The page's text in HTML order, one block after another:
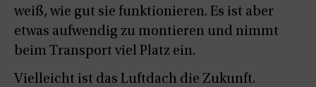
weiß, wie gut sie funktionieren. Es ist aber
etwas aufwendig zu montieren und nimmt
beim Transport viel Platz ein.
Vielleicht ist das Luftdach die Zukunft.